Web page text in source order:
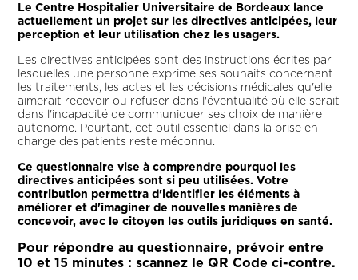
Le Centre Hospitalier Universitaire de Bordeaux lance
actuellement un projet sur les directives anticipées, leur
perception et leur utilisation chez les usagers.
Les directives anticipées sont des instructions écrites par
lesquelles une personne exprime ses souhaits concernant
les traitements, les actes et les décisions médicales qu'elle
aimerait recevoir ou refuser dans l'éventualité où elle serait
dans l'incapacité de communiquer ses choix de manière
autonome. Pourtant, cet outil essentiel dans la prise en
charge des patients reste méconnu.
Ce questionnaire vise à comprendre pourquoi les
directives anticipées sont si peu utilisées. Votre
contribution permettra d'identifier les éléments à
améliorer et d'imaginer de nouvelles manières de
concevoir, avec le citoyen les outils juridiques en santé.
Pour répondre au questionnaire, prévoir entre
10 et 15 minutes : scannez le QR Code ci-contre.